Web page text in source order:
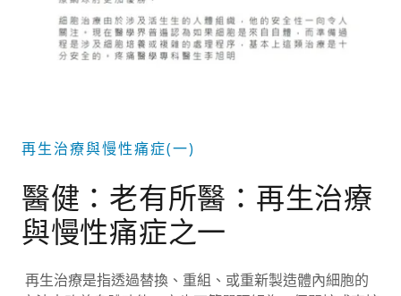
再生治療與慢性痛症(一)
醫健：老有所醫：再生治療
與慢性痛症之一
再生治療是指透過替換、重組、或重新製造體內細胞的